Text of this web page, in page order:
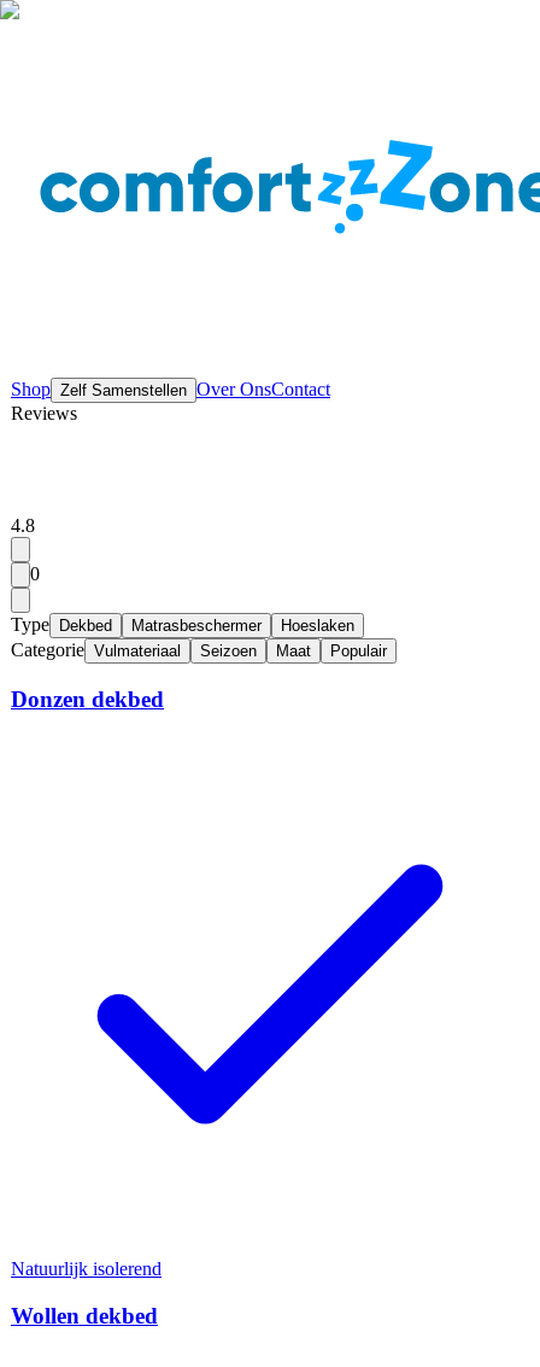
Shop Zelf Samenstellen Over OnsContact
Reviews
4.8
0
Type Dekbed Matrasbeschermer Hoeslaken
Categorie Vulmateriaal Seizoen Maat Populair
Donzen dekbed
Natuurlijk isolerend
Wollen dekbed